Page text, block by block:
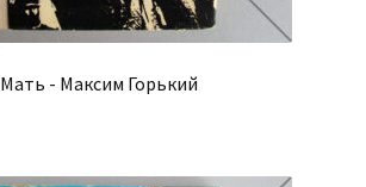
Мать - Максим Горький